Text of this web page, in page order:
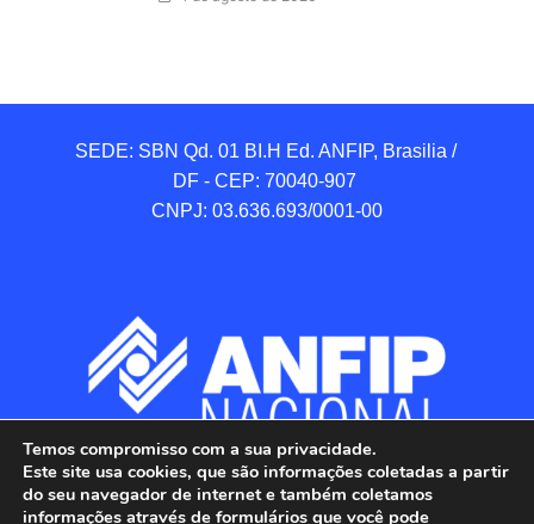
SEDE: SBN Qd. 01 BI.H Ed. ANFIP, Brasilia /
DF - CEP: 70040-907
CNPJ: 03.636.693/0001-00
Temos compromisso com a sua privacidade.
Este site usa cookies, que são informações coletadas a partir
do seu navegador de internet e também coletamos
informações através de formulários que você pode